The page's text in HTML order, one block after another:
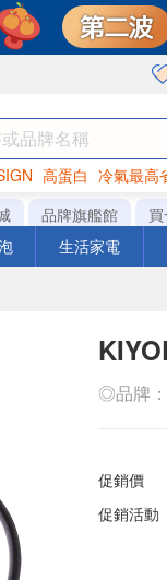
高蛋白 冷氣最高
海苔
品牌旗艦館
生活家電
◎品牌：
促銷價
促銷活動